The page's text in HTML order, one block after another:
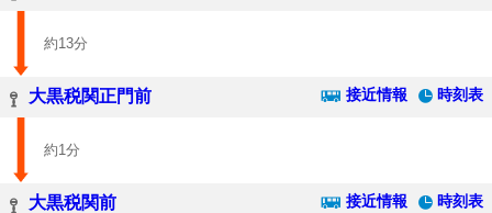
約13分
大黒税関正門前 接近情報 時刻表
約1分
大黒税関前 接近情報 時刻表